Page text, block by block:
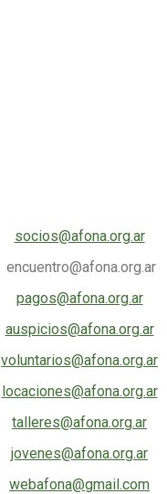
socios@afona.org.ar
encuentro@afona.org.ar
pagos@afona.org.ar
auspicios@afona.org.ar
voluntarios@afona.org.ar
locaciones@afona.org.ar
talleres@afona.org.ar
jovenes@afona.org.ar
webafona@gmail.com